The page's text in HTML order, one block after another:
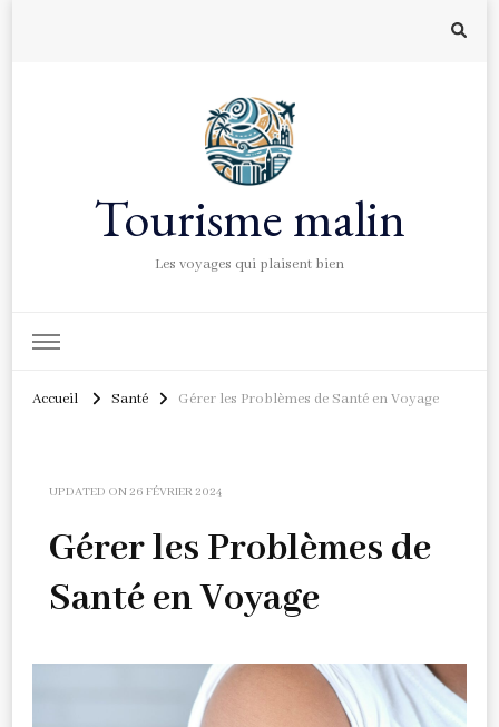
Tourisme malin
Les voyages qui plaisent bien
Accueil Santé Gérer les Problèmes de Santé en Voyage
UPDATED ON26 FÉVRIER 2024
Gérer les Problèmes de
Santé en Voyage